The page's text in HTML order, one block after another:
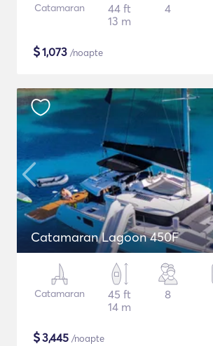
Catamaran
44 ft
13 m
4
$1,073 /noapte
Catamaran Lagoon 450F
Catamaran
45 ft
14 m
8
$3,445 /noapte